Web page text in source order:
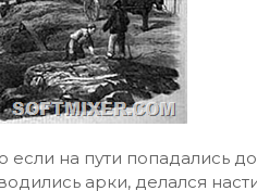
на пути попадались
арки, делался